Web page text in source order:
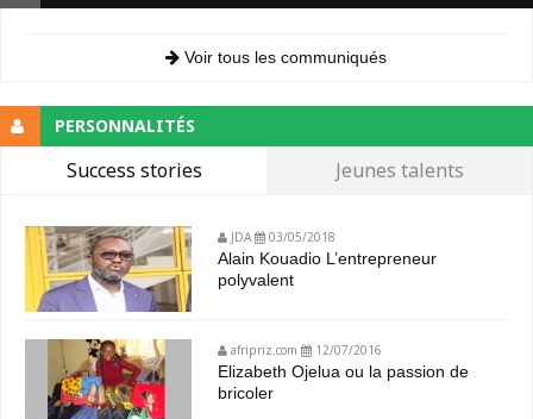
Voir tous les communiqués
PERSONNALITÉS
Success stories Jeunes talents
JDA 03/05/2018
Alain Kouadio L’entrepreneur
polyvalent
afripriz.com 12/07/2016
Elizabeth Ojelua ou la passion de
bricoler